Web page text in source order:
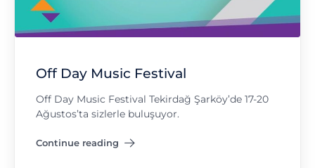
Off Day Music Festival
Off Day Music Festival Tekirdağ Şarköy’de 17-20
Ağustos’ta sizlerle buluşuyor.
Continue reading
"Off Day Music Festival"